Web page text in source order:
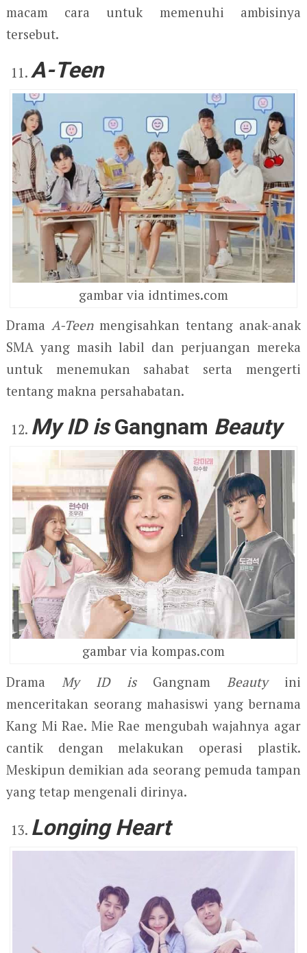
macam cara untuk memenuhi ambisinya
tersebut.
A-Teen
gambar via idntimes.com
Drama A-Teenmengisahkan tentang anak-anak
SMA yang masih labil dan perjuangan mereka
untuk menemukan sahabat serta mengerti
tentang makna persahabatan.
My ID isGangnam Beauty
gambar via kompas.com
Drama My ID is Gangnam Beautyini
menceritakan seorang mahasiswi yang bernama
Kang Mi Rae. Mie Rae mengubah wajahnya agar
cantik dengan melakukan operasi plastik.
Meskipun demikian ada seorang pemuda tampan
yang tetap mengenali dirinya.
Longing Heart